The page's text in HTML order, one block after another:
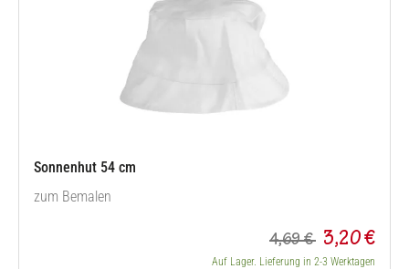
Sonnenhut 54 cm
zum Bemalen
4,69 € 3,20 €
Auf Lager. Lieferung in 2-3 Werktagen